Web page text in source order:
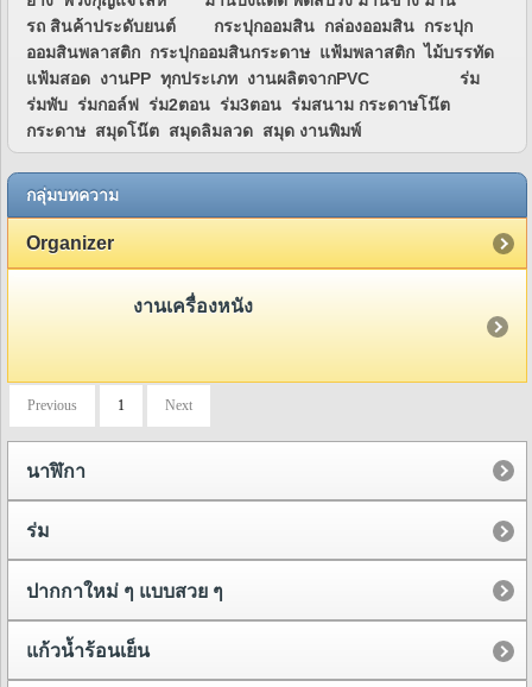
รถ สินค้าประดับยนต์ กระปุกออมสิน กล่องออมสิน กระปุก
ออมสินพลาสติก กระปุกออมสินกระดาษ แฟ้มพลาสติก ไม้บรรทัด
แฟ้มสอด งานPP ทุกประเภท งานผลิตจากPVC ร่ม
ร่มพับ ร่มกอล์ฟ ร่ม2ตอน ร่ม3ตอน ร่มสนาม กระดาษโน๊ต
กระดาษ สมุดโน๊ต สมุดลิมลวด สมุด งานพิมพ์
กลุ่มบทความ
Organizer
งานเครื่องหนัง
Previous 1 Next
นาฬิกา
ร่ม
ปากกาใหม่ ๆ แบบสวย ๆ
แก้วน้ำร้อนเย็น